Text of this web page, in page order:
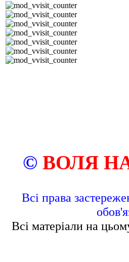
© ВОЛЯ
Всі права
Всі матеріали на